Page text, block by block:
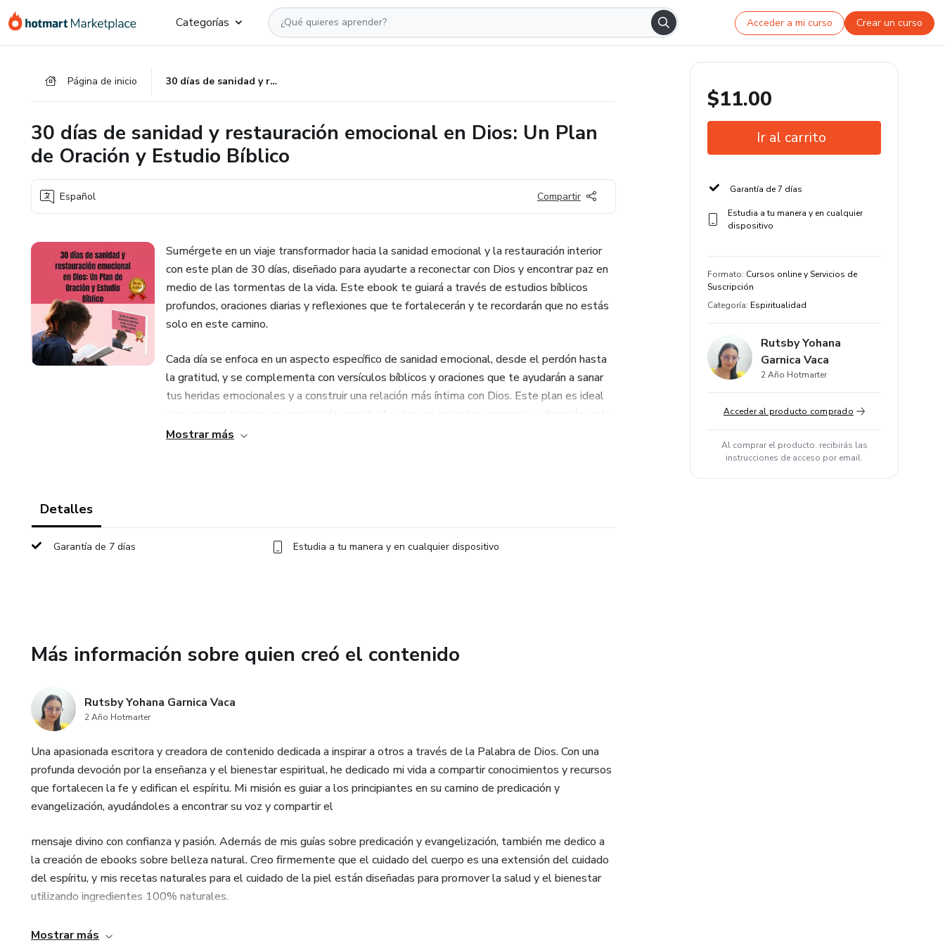
Categorías Acceder a mi curso Crear un curso
Página de inicio 30 días de sanidad y restauración emocional en Dios: Un Plan de Oración y Estudio Bíblico
30 días de sanidad y restauración emocional en Dios: Un Plan
de Oración y Estudio Bíblico
Español Compartir
Sumérgete en un viaje transformador hacia la sanidad emocional y la restauración interior
con este plan de 30 días, diseñado para ayudarte a reconectar con Dios y encontrar paz en
medio de las tormentas de la vida. Este ebook te guiará a través de estudios bíblicos
profundos, oraciones diarias y reflexiones que te fortalecerán y te recordarán que no estás
solo en este camino.
Cada día se enfoca en un aspecto específico de sanidad emocional, desde el perdón hasta
la gratitud, y se complementa con versículos bíblicos y oraciones que te ayudarán a sanar
tus heridas emocionales y a construir una relación más íntima con Dios. Este plan es ideal
para quienes buscan una renovación espiritual y desean encontrar consuelo y dirección en la
Palabra de Dios.
Mostrar más
Detalles
Garantía de 7 días Estudia a tu manera y en cualquier dispositivo
Más información sobre quien creó el contenido
Rutsby Yohana Garnica Vaca
2 Año Hotmarter
Una apasionada escritora y creadora de contenido dedicada a inspirar a otros a través de la Palabra de Dios. Con una
profunda devoción por la enseñanza y el bienestar espiritual, he dedicado mi vida a compartir conocimientos y recursos
que fortalecen la fe y edifican el espíritu. Mi misión es guiar a los principiantes en su camino de predicación y
evangelización, ayudándoles a encontrar su voz y compartir el
mensaje divino con confianza y pasión. Además de mis guías sobre predicación y evangelización, también me dedico a
la creación de ebooks sobre belleza natural. Creo firmemente que el cuidado del cuerpo es una extensión del cuidado
del espíritu, y mis recetas naturales para el cuidado de la piel están diseñadas para promover la salud y el bienestar
utilizando ingredientes 100% naturales.
Mi Obra:
Mostrar más
$11.00
Ir al carrito
Garantía de 7 días
Estudia a tu manera y en cualquier
dispositivo
Formato: Cursos online y Servicios de
Suscripción
Categoría: Espiritualidad
Rutsby Yohana
Garnica Vaca
2 Año Hotmarter
Acceder al producto comprado
Al comprar el producto, recibirás las
instrucciones de acceso por email.